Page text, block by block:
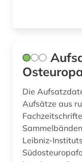
Die
Aufsätze aus
Leibniz-